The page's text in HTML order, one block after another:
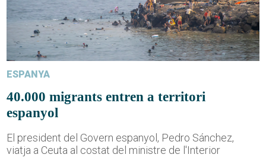
ESPANYA
40.000 migrants entren a territori
espanyol
El president del Govern espanyol, Pedro Sánchez,
viatja a Ceuta al costat del ministre de l'Interior